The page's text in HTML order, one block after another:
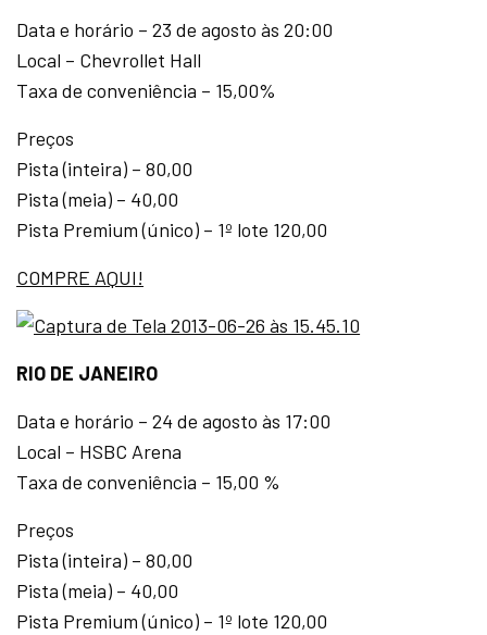
Data e horário – 23 de agosto às 20:00
Local – Chevrollet Hall
Taxa de conveniência – 15,00%
Preços
Pista (inteira) – 80,00
Pista (meia) – 40,00
Pista Premium (único) – 1º lote 120,00
COMPRE AQUI!
RIO DE JANEIRO
Data e horário – 24 de agosto às 17:00
Local – HSBC Arena
Taxa de conveniência – 15,00 %
Preços
Pista (inteira) – 80,00
Pista (meia) – 40,00
Pista Premium (único) – 1º lote 120,00